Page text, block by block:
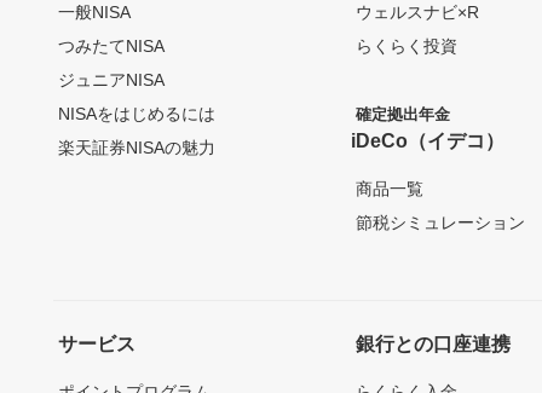
一般NISA
つみたてNISA
ジュニアNISA
NISAをはじめるには
楽天証券NISAの魅力
ウェルスナビ×R
らくらく投資
確定拠出年金
iDeCo（イデコ）
商品一覧
節税シミュレーション
サービス 銀行との口座連携